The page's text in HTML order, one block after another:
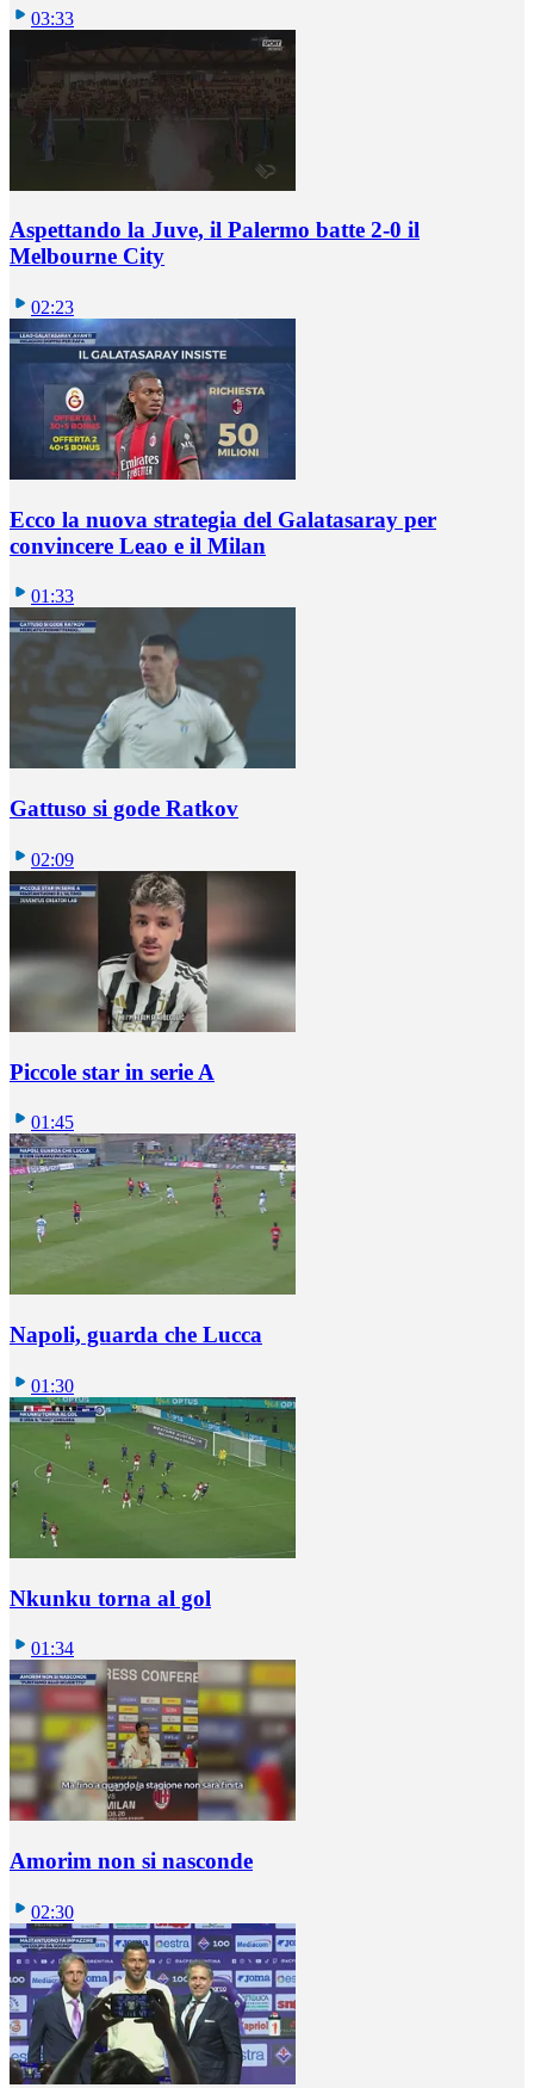
03:33
Aspettando la Juve, il Palermo batte 2-0 il
Melbourne City
02:23
Ecco la nuova strategia del Galatasaray per
convincere Leao e il Milan
01:33
Gattuso si gode Ratkov
02:09
Piccole star in serie A
01:45
Napoli, guarda che Lucca
01:30
Nkunku torna al gol
01:34
Amorim non si nasconde
02:30